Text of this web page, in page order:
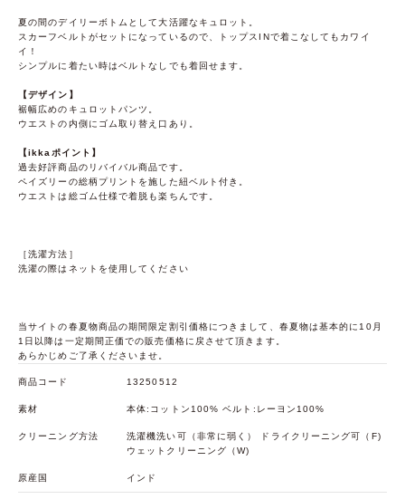
夏の間のデイリーボトムとして大活躍なキュロット。
スカーフベルトがセットになっているので、トップスINで着こなしてもカワイ
イ！
シンプルに着たい時はベルトなしでも着回せます。
【デザイン】
裾幅広めのキュロットパンツ。
ウエストの内側にゴム取り替え口あり。
【ikkaポイント】
過去好評商品のリバイバル商品です。
ペイズリーの総柄プリントを施した紐ベルト付き。
ウエストは総ゴム仕様で着脱も楽ちんです。
［洗濯方法］
洗濯の際はネットを使用してください
当サイトの春夏物商品の期間限定割引価格につきまして、春夏物は基本的に10月
1日以降は一定期間正価での販売価格に戻させて頂きます。
あらかじめご了承くださいませ。
商品コード 13250512
素材 本体:コットン100% ベルト:レーヨン100%
クリーニング方法
洗濯機洗い可（非常に弱く） ドライクリーニング可（F)
ウェットクリーニング（W)
原産国 インド